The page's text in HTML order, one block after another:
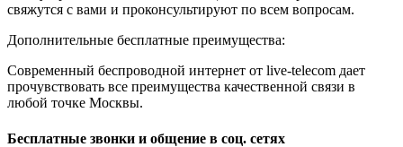
свяжутся с вами и проконсультируют по всем вопросам.
Дополнительные бесплатные преимущества:
Современный беспроводной интернет от live-telecom дает
прочувствовать все преимущества качественной связи в
любой точке Москвы.
Бесплатные звонки и общение в соц. сетях